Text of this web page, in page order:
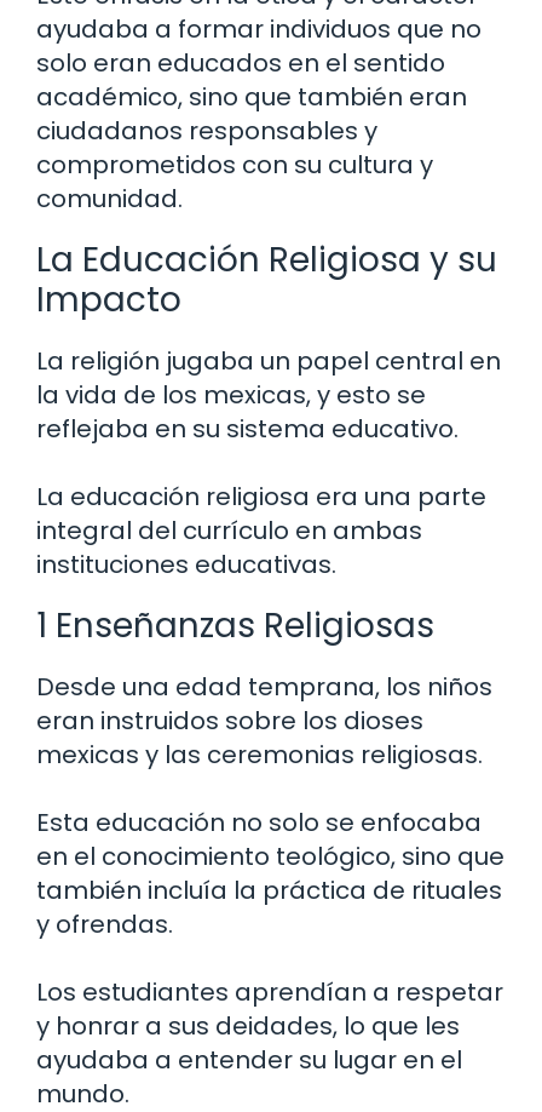
ayudaba a formar individuos que no
solo eran educados en el sentido
académico, sino que también eran
ciudadanos responsables y
comprometidos con su cultura y
comunidad.
La Educación Religiosa y su
Impacto
La religión jugaba un papel central en
la vida de los mexicas, y esto se
reflejaba en su sistema educativo.
La educación religiosa era una parte
integral del currículo en ambas
instituciones educativas.
1 Enseñanzas Religiosas
Desde una edad temprana, los niños
eran instruidos sobre los dioses
mexicas y las ceremonias religiosas.
Esta educación no solo se enfocaba
en el conocimiento teológico, sino que
también incluía la práctica de rituales
y ofrendas.
Los estudiantes aprendían a respetar
y honrar a sus deidades, lo que les
ayudaba a entender su lugar en el
mundo.